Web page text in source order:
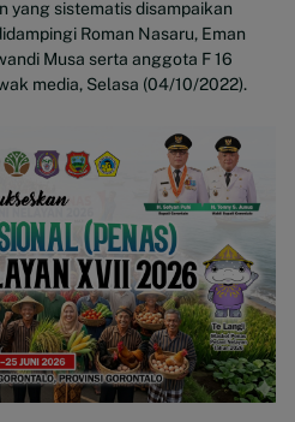
yang sistematis disampaikan
Roman Nasaru, Eman
Musa serta anggota F 16
media, Selasa (04/10/2022).